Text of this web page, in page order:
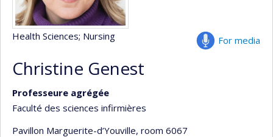
For media
Health Sciences; Nursing
Christine Genest
Professeure agrégée
Faculté des sciences infirmières
Pavillon Marguerite-d’Youville, room 6067